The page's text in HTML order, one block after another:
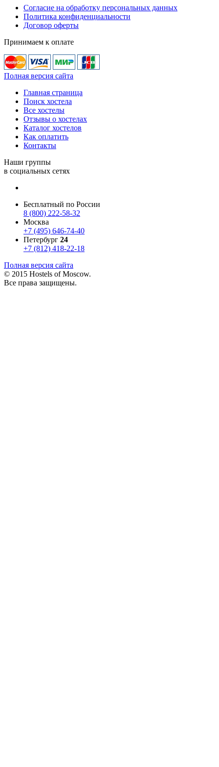
Согласие на обработку персональных данных
Политика конфиденциальности
Договор оферты
Принимаем к оплате
Полная версия сайта
Главная страница
Поиск хостела
Все хостелы
Отзывы о хостелах
Каталог хостелов
Как оплатить
Контакты
Наши группы
в социальных сетях
Бесплатный по России
8 (800) 222-58-32
Москва
+7 (495) 646-74-40
Петербург 24
+7 (812) 418-22-18
Полная версия сайта
© 2015 Hostels of Moscow.
Все права защищены.